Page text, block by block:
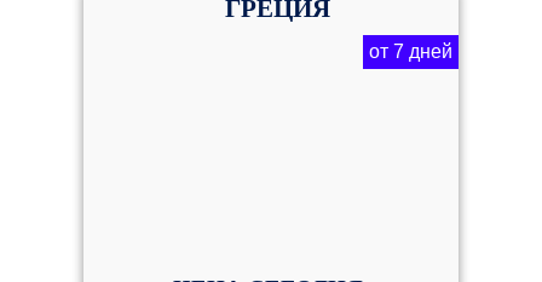
ГРЕЦИЯ
от 7 дней